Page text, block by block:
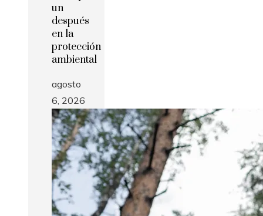
un
después
en la
protección
ambiental
agosto
6, 2026